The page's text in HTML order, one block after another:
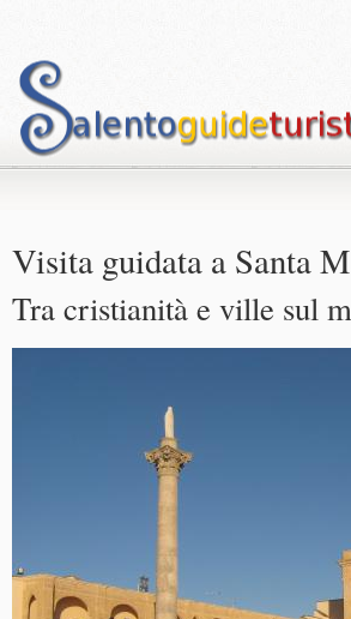
Visita guidata a Santa
Tra cristianità e ville sul